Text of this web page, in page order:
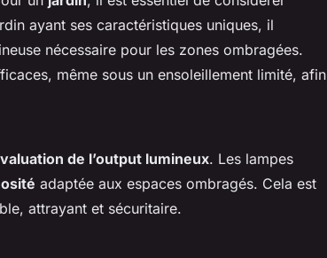
ayant ses caractéristiques uniques, il
nécessaire pour les zones ombragées.
même sous un ensoleillement limité, afin
de l’output lumineux. Les lampes
adaptée aux espaces ombragés. Cela est
attrayant et sécuritaire.